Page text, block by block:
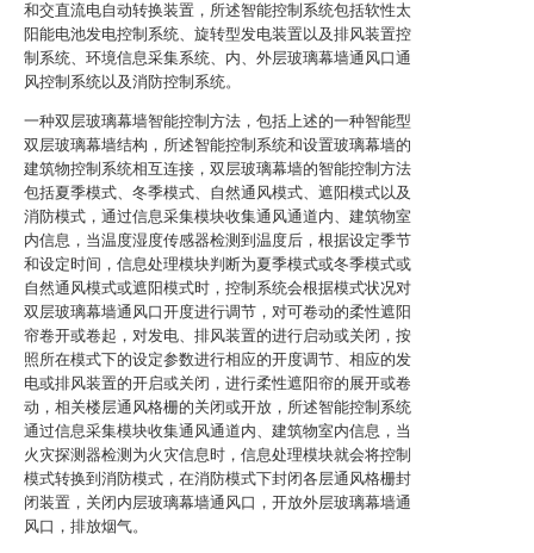
和交直流电自动转换装置，所述智能控制系统包括软性太
阳能电池发电控制系统、旋转型发电装置以及排风装置控
制系统、环境信息采集系统、内、外层玻璃幕墙通风口通
风控制系统以及消防控制系统。
一种双层玻璃幕墙智能控制方法，包括上述的一种智能型
双层玻璃幕墙结构，所述智能控制系统和设置玻璃幕墙的
建筑物控制系统相互连接，双层玻璃幕墙的智能控制方法
包括夏季模式、冬季模式、自然通风模式、遮阳模式以及
消防模式，通过信息采集模块收集通风通道内、建筑物室
内信息，当温度湿度传感器检测到温度后，根据设定季节
和设定时间，信息处理模块判断为夏季模式或冬季模式或
自然通风模式或遮阳模式时，控制系统会根据模式状况对
双层玻璃幕墙通风口开度进行调节，对可卷动的柔性遮阳
帘卷开或卷起，对发电、排风装置的进行启动或关闭，按
照所在模式下的设定参数进行相应的开度调节、相应的发
电或排风装置的开启或关闭，进行柔性遮阳帘的展开或卷
动，相关楼层通风格栅的关闭或开放，所述智能控制系统
通过信息采集模块收集通风通道内、建筑物室内信息，当
火灾探测器检测为火灾信息时，信息处理模块就会将控制
模式转换到消防模式，在消防模式下封闭各层通风格栅封
闭装置，关闭内层玻璃幕墙通风口，开放外层玻璃幕墙通
风口，排放烟气。